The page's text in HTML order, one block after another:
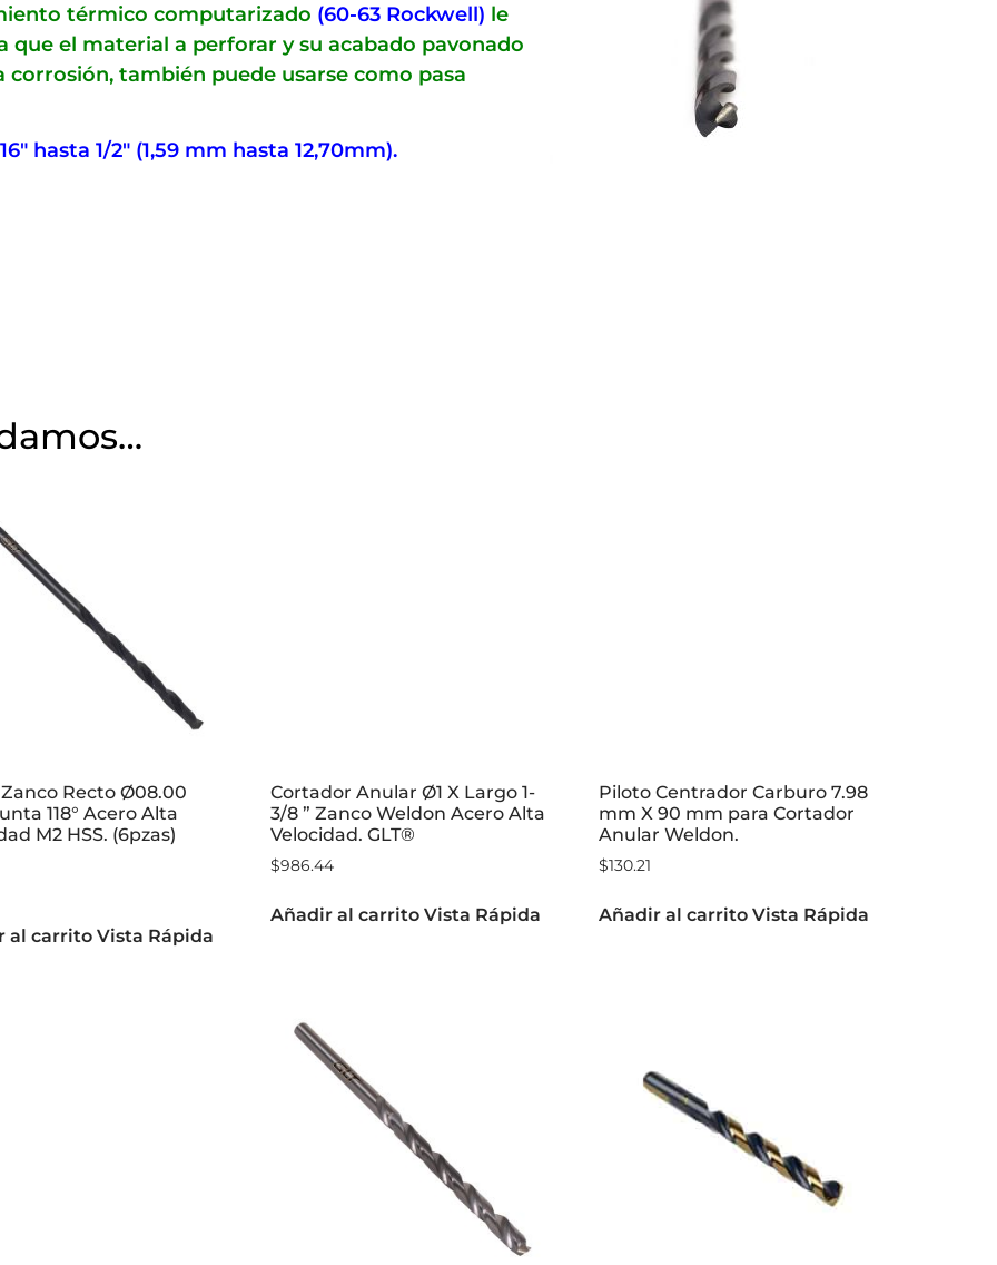
térmico computarizado (60-63 Rockwell) le
que el material a perforar y su acabado pavonado
corrosión, también puede usarse como pasa
hasta 1/2″ (1,59 mm hasta 12,70mm).
Recto Ø08.00
118° Acero Alta
M2 HSS. (6pzas)
al carrito Vista Rápida
Cortador Anular Ø1 X Largo 1-
3/8 ” Zanco Weldon Acero Alta
Velocidad. GLT®
$986.44
Añadir al carrito Vista Rápida
Piloto Centrador Carburo 7.98
mm X 90 mm para Cortador
Anular Weldon.
$130.21
Añadir al carrito Vista Rápida